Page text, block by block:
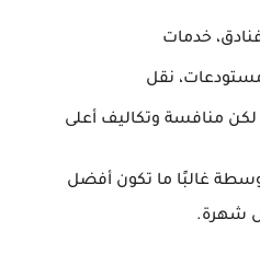
خدمات
نقل
منافسة وتكاليف أعلى
غالبًا ما تكون أفضل
شهرة.